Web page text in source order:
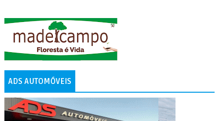
ADS AUTOMÓVEIS